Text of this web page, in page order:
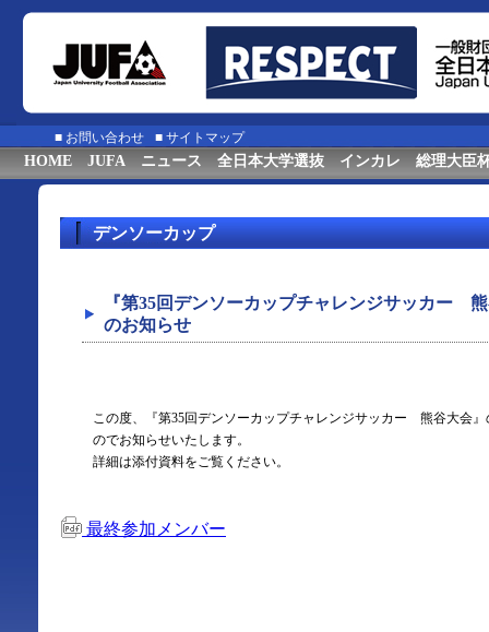
■ お問い合わせ ■ サイトマップ
HOME JUFA ニュース 全日本大学選抜 インカレ 総理大臣
デンソーカップ
『第35回デンソーカップチャレンジサッカー
のお知らせ
この度、『第35回デンソーカップチャレンジサッカー 熊谷大会
のでお知らせいたします。
詳細は添付資料をご覧ください。
最終参加メンバー